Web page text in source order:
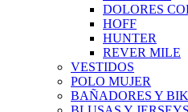
DOLORES
HOFF
HUNTER
REVER MILE
VESTIDOS
POLO MUJER
BAÑADORES Y